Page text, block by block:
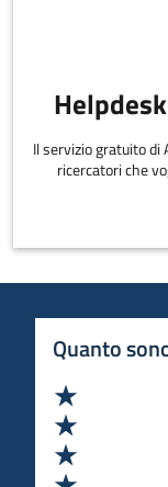
Il servizio gratuito
ricercatori che
Quanto